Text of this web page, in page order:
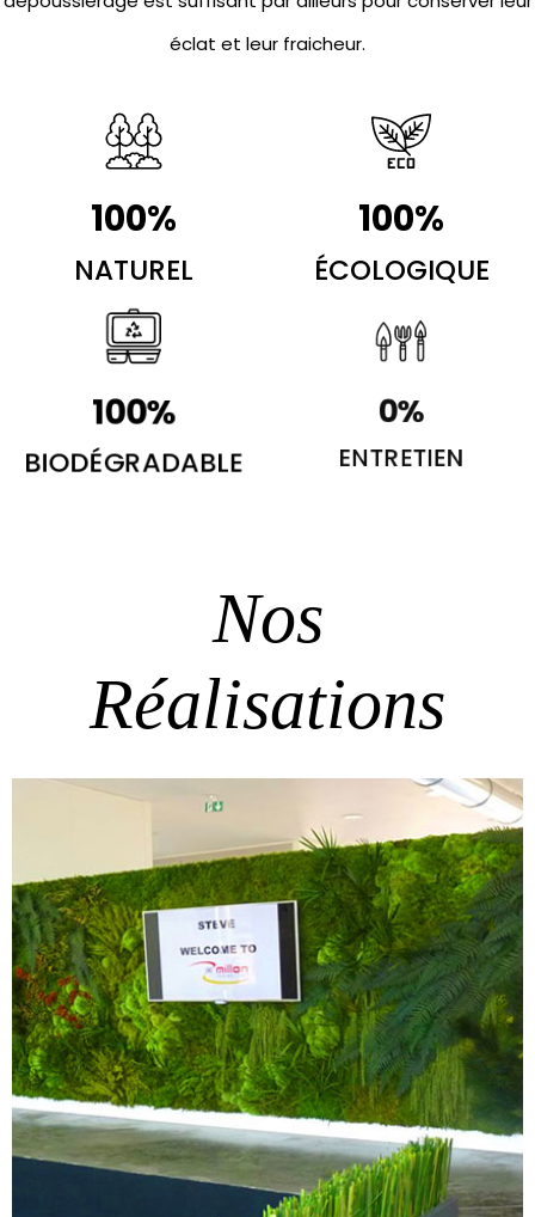
éclat et leur fraicheur.
NATUREL
100%
ÉCOLOGIQUE
100%
BIODÉGRADABLE
100%
ENTRETIEN
0%
Nos
Réalisations